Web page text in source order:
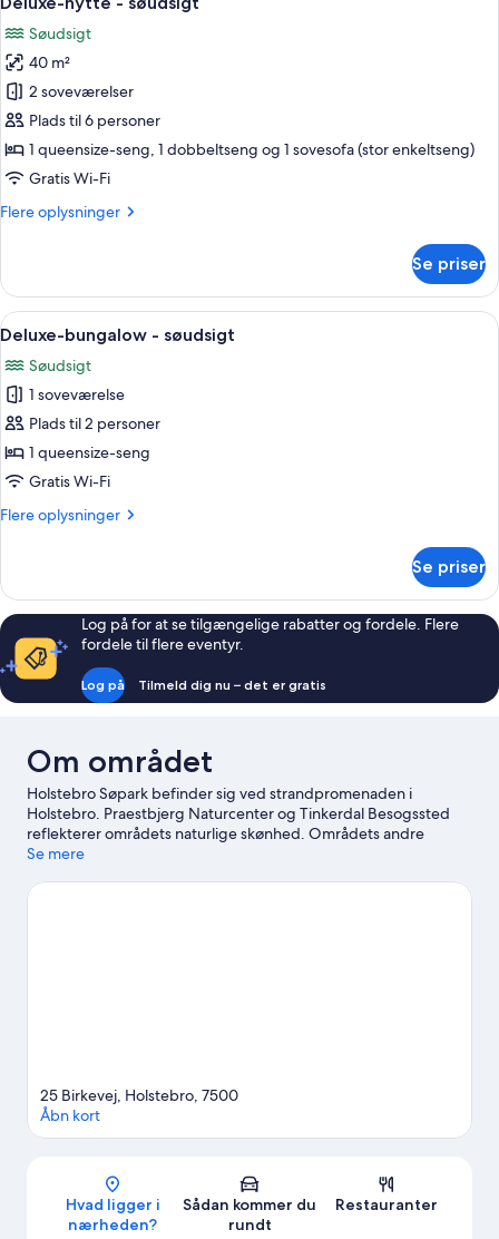
eget
badeværelse
alle
billeder
af
Deluxe-
hytte
-
søudsigt
Søudsigt
40 m²
2 soveværelser
Plads til 6 personer
1 queensize-seng, 1 dobbeltseng og 1 sovesofa (stor enkeltseng)
Gratis Wi-Fi
Flere oplysninger
Flere
hytte
søudsigt
Se priser
Indlæs
alle
billeder
af
Deluxe-
bungalow
-
Deluxe-bungalow - søudsigt |
1
Deluxe-bungalow - søudsigt
Søudsigt
1 soveværelse
Plads til 2 personer
1 queensize-seng
Gratis Wi-Fi
Flere oplysninger
Flere
bungalow
-
søudsigt
Se priser
Log på for at se tilgængelige rabatter og fordele. Flere
fordele til flere eventyr.
Log på Tilmeld dig nu – det er gratis
Om området
Holstebro Søpark befinder sig ved strandpromenaden i
Holstebro. Praestbjerg Naturcenter og Tinkerdal Besogssted
reflekterer områdets naturlige skønhed. Områdets andre
seværdigheder inkluderer Holstebro Badeland og Døesvejens
med til Borbjerg-Hvam Kultur & Fritidscenter og Bang &
Se mere
Kort
25 Birkevej, Holstebro, 7500
Åbn kort
Hvad ligger i
nærheden?
Sådan kommer du
rundt
Restauranter